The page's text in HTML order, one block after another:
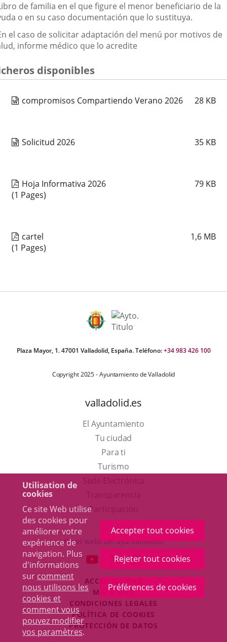
Utilisation de
cookies
Ce site Web utilise
des cookies pour
améliorer votre
expérience de
navigation. Plus
d'informations
sur comment
nous utilisons les
cookies et
comment vous
pouvez modifier
vos paramètres.
Accepter tout cookies
Rejeter tout cookies
Préférences de cookies
de familia en el que figure el menor beneficiario de la
o en su caso documentación que lo sustituya.
el caso de solicitar adaptación del menú por motivos de
informe médico que lo acredite
disponibles
compromisos Compartiendo Verano 2026 28 KB
Solicitud 2026 35 KB
Hoja Informativa 2026 79 KB
(1 Pages)
cartel 1,6 MB
(1 Pages)
Plaza Mayor, 1. 47001 Valladolid, España. Teléfono:+34 983 426 100
Copyright 2025 - Ayuntamiento de Valladolid
valladolid.es
El Ayuntamiento
Tu ciudad
Para ti
TurismoEste
en
una
ventana
nueva.
aplicación
externa.
Participación
Otras webs del ayuntamiento
ENLACE
A
UNA
APLICACIÓN
EXTERNA.
ENLACE
A
UNA
APLICACIÓN
EXTERNA.
ENLACE
A
UNA
APLICACIÓN
EXTERNA.
ACCESIBILIDAD
MAPA WEB
CONDICIONES LEGALES
POLÍTICA DE COOKIES
PROTECCIÓN DE DATOS